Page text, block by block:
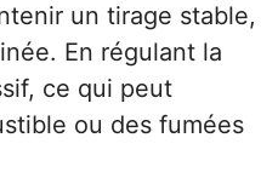
un tirage stable,
En régulant la
ce qui peut
ou des fumées